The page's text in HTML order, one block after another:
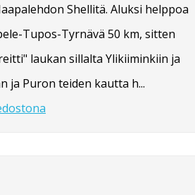
Shellitä. Aluksi helppoa
Tupos-Tyrnävä 50 km, sitten
laukan sillalta Ylikiiminkiin ja
ja Puron teiden kautta h...